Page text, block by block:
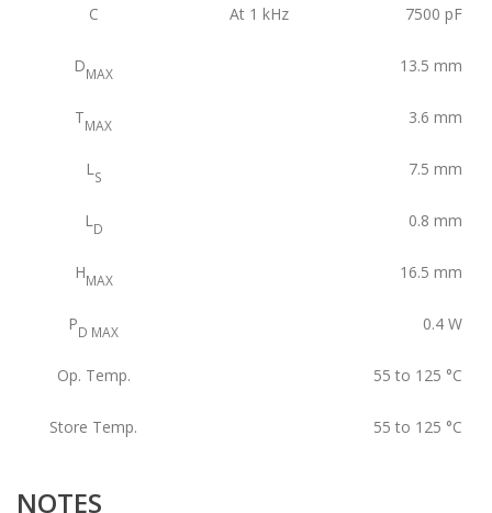
C At 1 kHz 7500 pF
DMAX 13.5 mm
TMAX 3.6 mm
LS 7.5 mm
LD 0.8 mm
HMAX 16.5 mm
PD MAX 0.4 W
Op. Temp. 55 to 125 °C
Store Temp. 55 to 125 °C
NOTES